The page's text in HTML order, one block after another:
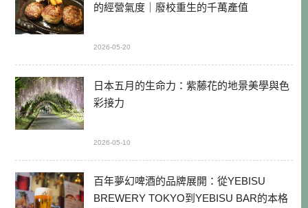
的經營氣度｜廢校重生的千萬產值
2026-05-20
日本五月的生命力：紫藤花的地景美學與色
彩接力
2026-05-10
百年夢幻啤酒的品牌展開：從YEBISU
BREWERY TOKYO到YEBISU BAR的本格